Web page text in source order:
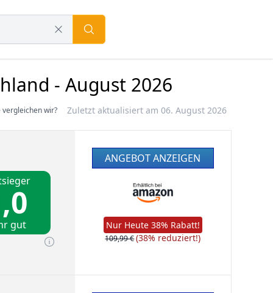
- August 2026
vergleichen wir? Zuletzt aktualisiert am 06. August 2026
gut
ANGEBOT ANZEIGEN
Nur Heute 38% Rabatt!
109,99 €(38% reduziert!)